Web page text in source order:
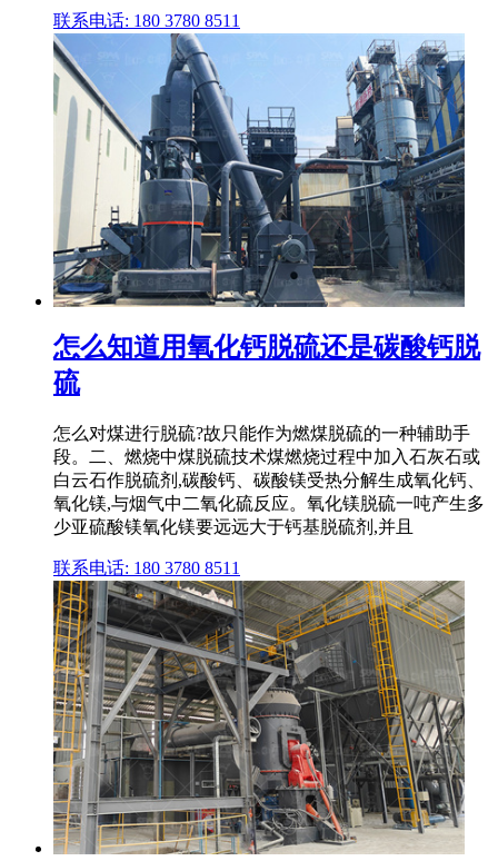
联系电话: 180 3780 8511
怎么知道用氧化钙脱硫还是碳酸钙脱
硫
怎么对煤进行脱硫?故只能作为燃煤脱硫的一种辅助手
段。二、燃烧中煤脱硫技术煤燃烧过程中加入石灰石或
白云石作脱硫剂,碳酸钙、碳酸镁受热分解生成氧化钙、
氧化镁,与烟气中二氧化硫反应。氧化镁脱硫一吨产生多
少亚硫酸镁氧化镁要远远大于钙基脱硫剂,并且
联系电话: 180 3780 8511